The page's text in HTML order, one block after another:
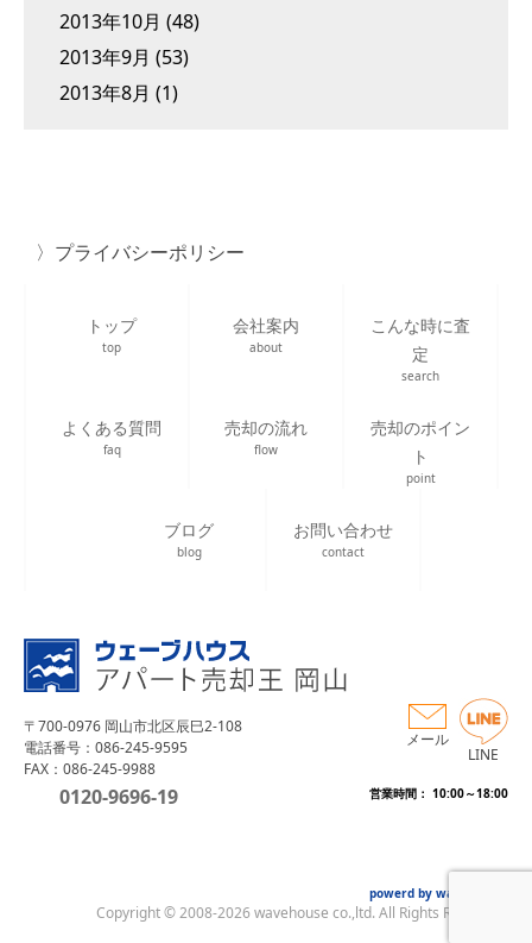
2013年10月 (48)
2013年9月 (53)
2013年8月 (1)
プライバシーポリシー
トップ
top
会社案内
about
こんな時に査
定
search
よくある質問
faq
売却の流れ
flow
売却のポイン
ト
point
ブログ
blog
お問い合わせ
contact
〒700-0976 岡山市北区辰巳2-108
電話番号：086-245-9595
FAX：086-245-9988
0120-9696-19 営業時間： 10:00～18:00
メール
LINE
powerd by wave house
Copyright © 2008-2026 wavehouse co.,ltd. All Rights Reserved.